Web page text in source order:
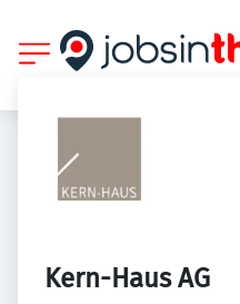
Kern-Haus AG